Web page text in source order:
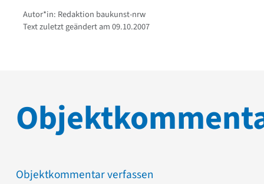
Autor*in: Redaktion baukunst-nrw
Text zuletzt geändert am 09.10.2007
Objektkommentar verfassen